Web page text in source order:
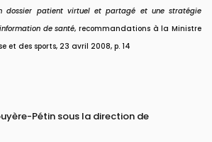
dossier patient virtuel et partagé et une stratégie
de santé, recommandations à la Ministre
et des sports, 23 avril 2008, p. 14
Pétin sous la direction de